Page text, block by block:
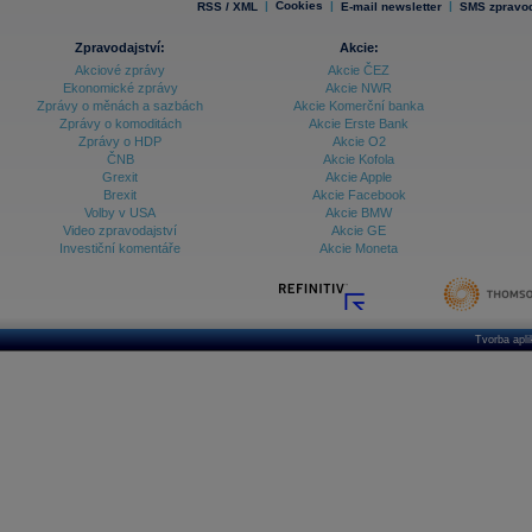
Databanka - Trh práce
Databanka - Úrokové sazby
Databanka - Veřejné rozpočty
Databanka - Zahraniční obchod a platební
Databanka akcie - ČR
Denní přehled - Akcie CEE
RSS / XML | Cookies | E-mail newsletter | SMS
Zpravodajství:
Akciové zprávy
Ekonomické zprávy
Zprávy o měnách a sazbách
Zprávy o komoditách
Zprávy o HDP
ČNB
Grexit
Brexit
Volby v USA
Video zpravodajství
Investiční komentáře
Akcie:
Akcie ČEZ
Akcie NWR
Akcie Komerční banka
Akcie Erste Bank
Akcie O2
Akcie Kofola
Akcie Apple
Akcie Facebook
Akcie BMW
Akcie GE
Akcie Moneta
Tvorba